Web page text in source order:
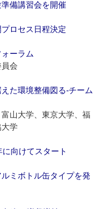
備講習会を開催
ロセス日程決定
ーラム
会
た環境整備図る‐チーム
山大学、東京大学、福
学
向けてスタート
ミボトル缶タイプを発